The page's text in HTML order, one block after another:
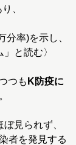
、
分率)を示し、
と読む〉
つも K防疫に
見られず、
者を発見する